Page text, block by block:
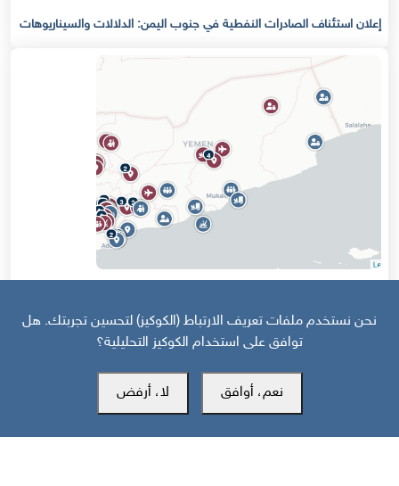
إعلان استئناف الصادرات النفطية في جنوب اليمن: الدلالات والسيناريوهات
خارطة تفاعلية: تصعيد سعودي حوثي وهجمات على جبهات الجنوب
نحن نستخدم ملفات تعريف الارتباط (الكوكيز) لتحسين تجربتك. هل
توافق على استخدام الكوكيز التحليلية؟
نعم، أوافق لا، أرفض